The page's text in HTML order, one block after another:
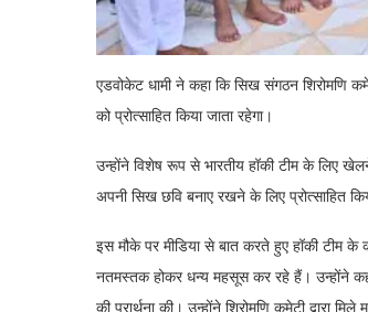
एडवोकेट धामी ने कहा कि सिख संगठन शिरोमणि
को प्रोत्साहित किया जाता रहेगा।
उन्होंने विशेष रूप से भारतीय हॉकी टीम के लिए
अपनी सिख छवि बनाए रखने के लिए प्रोत्साहित
इस मौके पर मीडिया से बात करते हुए हॉकी टीम
नतमस्तक होकर धन्य महसूस कर रहे हैं। उन्होंने
की प्रार्थना की। उन्होंने शिरोमणि कमेटी द्वारा